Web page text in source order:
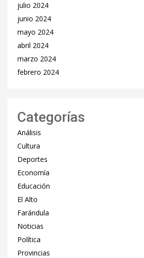
julio 2024
junio 2024
mayo 2024
abril 2024
marzo 2024
febrero 2024
Categorías
Análisis
Cultura
Deportes
Economía
Educación
El Alto
Farándula
Noticias
Política
Provincias